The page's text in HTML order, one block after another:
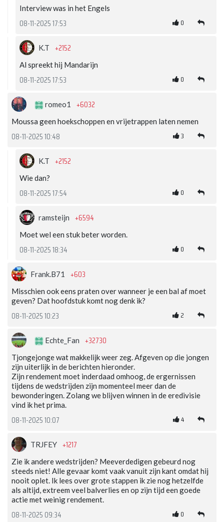
Interview was in het Engels
08-11-2025 17:53 0
K.T +2152
Al spreekt hij Mandarijn
08-11-2025 17:53 0
romeo1 +6032
Moussa geen hoekschoppen en vrijetrappen laten nemen
08-11-2025 10:48 3
K.T +2152
Wie dan?
08-11-2025 17:54 0
ramsteijn +6594
Moet wel een stuk beter worden.
08-11-2025 18:34 0
Frank.B71 +603
Misschien ook eens praten over wanneer je een bal af moet
geven? Dat hoofdstuk komt nog denk ik?
08-11-2025 10:23 2
Echte_Fan +32730
Tjongejonge wat makkelijk weer zeg. Afgeven op die jongen
zijn uiterlijk in de berichten hieronder.
Zijn rendement moet inderdaad omhoog, de ergernissen
tijdens de wedstrijden zijn momenteel meer dan de
bewonderingen. Zolang we blijven winnen in de eredivisie
vind ik het prima.
08-11-2025 10:07 4
TRJFEY +1217
Zie ik andere wedstrijden? Meeverdedigen gebeurd nog
steeds niet! Alle gevaar komt vaak vanuit zijn kant omdat hij
nooit oplet. Ik lees over grote stappen ik zie nog hetzelfde
als altijd, extreem veel balverlies en op zijn tijd een goede
actie met weinig rendement.
08-11-2025 09:34 0